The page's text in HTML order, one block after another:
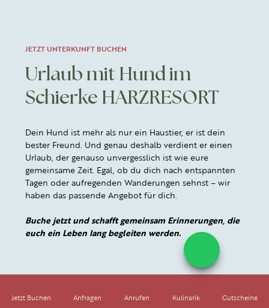
Jetzt Buchen Anfragen Anrufen Kulinarik Gutscheine
JETZT UNTERKUNFT BUCHEN
Urlaub mit Hund im
Schierke HARZRESORT
Dein Hund ist mehr als nur ein Haustier, er ist dein
bester Freund. Und genau deshalb verdient er einen
Urlaub, der genauso unvergesslich ist wie eure
gemeinsame Zeit. Egal, ob du dich nach entspannten
Tagen oder aufregenden Wanderungen sehnst – wir
haben das passende Angebot für dich.
Buche jetzt und schafft gemeinsam Erinnerungen, die
euch ein Leben lang begleiten werden.